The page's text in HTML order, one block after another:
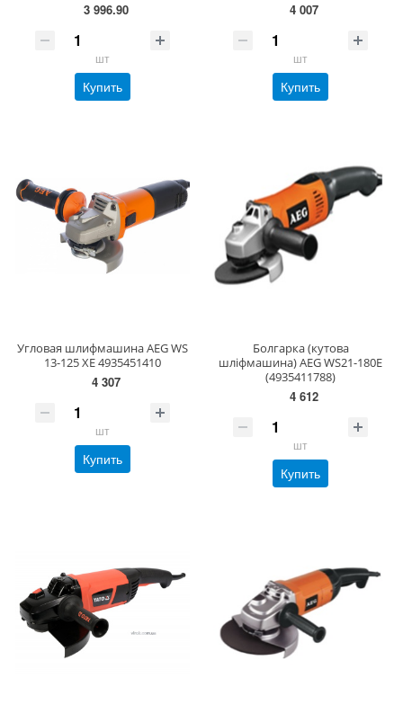
3 996.90
шт
Купить
4 007
шт
Купить
Угловая шлифмашина AEG WS
13-125 XE 4935451410
4 307
шт
Купить
Болгарка (кутова
шліфмашина) AEG WS21-180E
(4935411788)
4 612
шт
Купить